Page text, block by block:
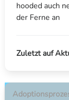
hooded auch
der Ferne an
Zuletzt auf